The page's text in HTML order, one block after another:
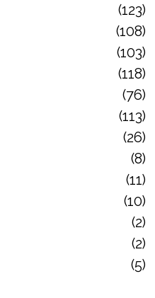
123
108
103
118
76
113
26
8
11
10
2
2
5